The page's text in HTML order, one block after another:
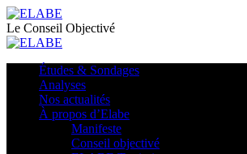
Le Conseil Objectivé
Études & Sondages
Analyses
Nos actualités
À propos d’Elabe
Manifeste
Conseil objectivé